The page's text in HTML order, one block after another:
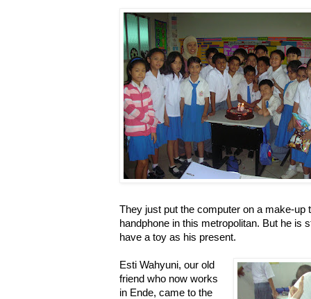
They just put the computer on a make-up
handphone in this metropolitan. But he is
have a toy as his present.
Esti Wahyuni, our old
friend who now works
in Ende, came to the